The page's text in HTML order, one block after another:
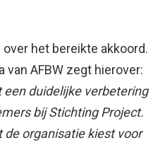
het bereikte akkoord.
van AFBW zegt hierover:
duidelijke verbetering
bij Stichting Project.
de organisatie kiest voor